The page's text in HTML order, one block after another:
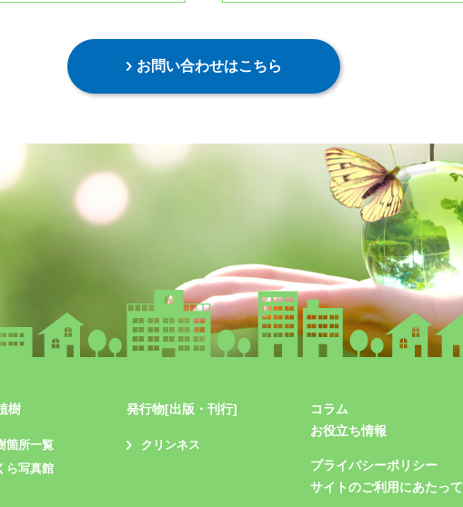
お問い合わせはこちら
樹
箇所一覧
ら写真館
発行物[出版・刊行]
クリンネス
コラム
お役立ち情報
プライバシーポリシー
サイトのご利用にあたって